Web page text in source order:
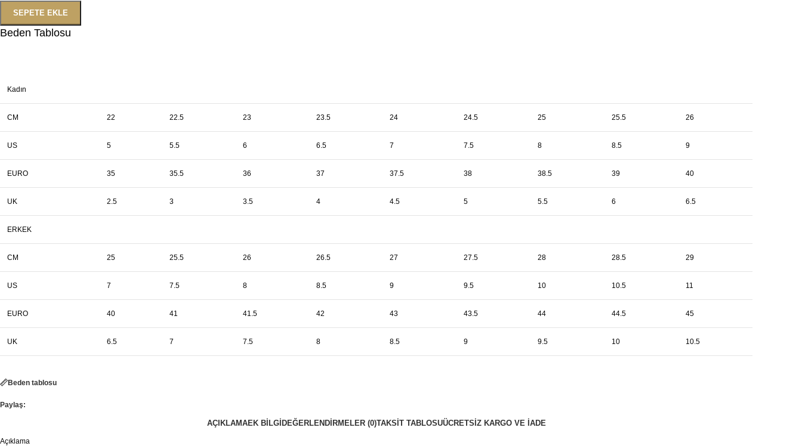
SEPETE EKLE
Beden Tablosu
Kadın
CM 22 22.5 23 23.5 24 24.5 25 25.5 26
US 5 5.5 6 6.5 7 7.5 8 8.5 9
EURO 35 35.5 36 37 37.5 38 38.5 39 40
UK 2.5 3 3.5 4 4.5 5 5.5 6 6.5
ERKEK
CM 25 25.5 26 26.5 27 27.5 28 28.5 29
US 7 7.5 8 8.5 9 9.5 10 10.5 11
EURO 40 41 41.5 42 43 43.5 44 44.5 45
UK 6.5 7 7.5 8 8.5 9 9.5 10 10.5
Beden tablosu
Paylaş:
AÇIKLAMAEK BILGI DEĞERLENDIRMELER (0)TAKSIT TABLOSUÜCRETSIZ KARGO VE İADE
Açıklama